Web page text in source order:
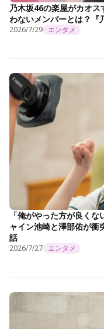
乃木坂46の楽屋がカオ
わないメンバーとは？
2026/7/29 エンタメ
「俺がやった方が良く
ャイン池崎と澤部佑が
話
2026/7/27 エンタメ